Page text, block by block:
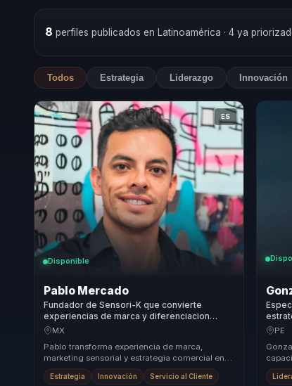
8 perfiles publicados en Latinoamérica · 4 ya
Todos Estrategia Liderazgo Innovación
ES
Disponible
Pablo Mercado
Fundador de Sensori-K que convierte
experiencias de marca y diferenciacion
comercial en crecimiento para lideres y
MX
Pablo transforma experiencia de marca,
marketing sensorial y estrategia comercial en
una conversacion mas accionable para
empresas que qu...
Estrategia Innovación Servicio al Cliente
PE
basa